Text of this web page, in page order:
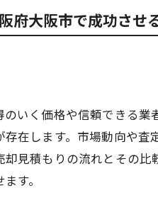
府大阪市で成功させ
いく価格や信頼できる
在します。市場動向や
見積もりの流れとその
す。